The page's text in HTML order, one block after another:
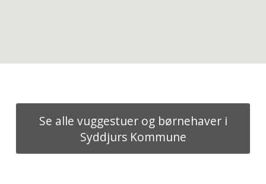
Se alle vuggestuer og børnehaver i
Syddjurs Kommune